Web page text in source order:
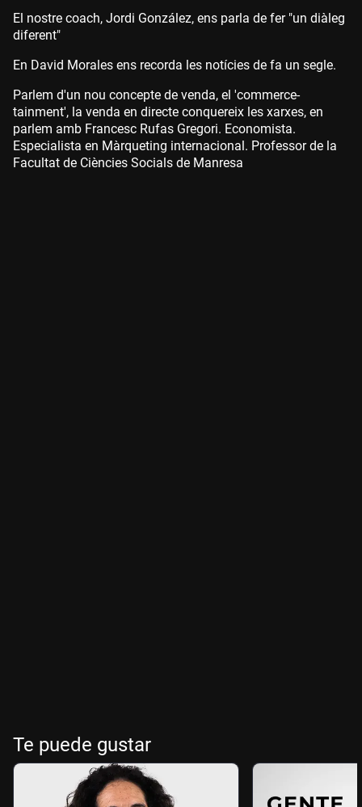
El nostre coach, Jordi González, ens parla de fer "un diàleg
diferent"
En David Morales ens recorda les notícies de fa un segle.
Parlem d'un nou concepte de venda, el 'commerce-
tainment', la venda en directe conquereix les xarxes, en
parlem amb Francesc Rufas Gregori. Economista.
Especialista en Màrqueting internacional. Professor de la
Facultat de Ciències Socials de Manresa
Te puede gustar